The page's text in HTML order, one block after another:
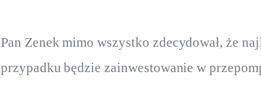
Pan Zenek mimo wszystko zdecydował, że
przypadku będzie zainwestowanie w